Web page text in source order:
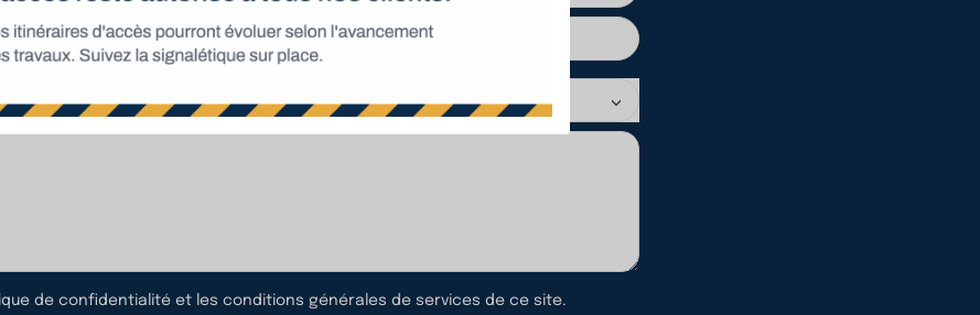
contact
de confidentialité et lesconditions générales de services de ce site.